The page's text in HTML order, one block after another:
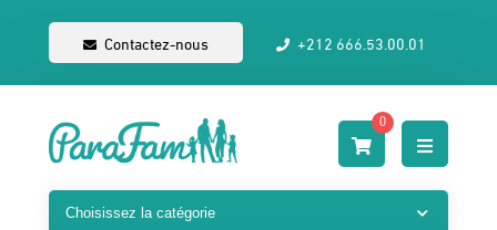
Contactez-nous +212 666.53.00.01
0